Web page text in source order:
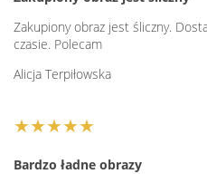
Zakupiony obraz jest śliczny.
czasie. Polecam
Alicja Terpiłowska
★★★★★
Bardzo ładne obrazy